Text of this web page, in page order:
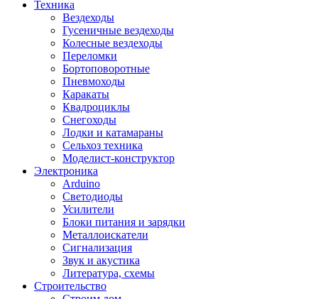
Техника
Вездеходы
Гусеничные вездеходы
Колесные вездеходы
Переломки
Бортоповоротные
Пневмоходы
Каракаты
Квадроциклы
Снегоходы
Лодки и катамараны
Сельхоз техника
Моделист-конструктор
Электроника
Arduino
Светодиоды
Усилители
Блоки питания и зарядки
Металлоискатели
Сигнализация
Звук и акустика
Литература, схемы
Строительство